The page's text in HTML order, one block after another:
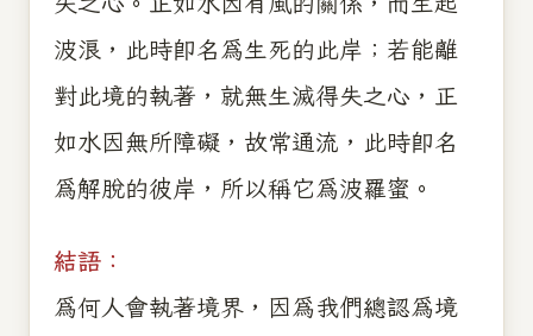
波浪，此時即名為生死的此岸；若能離
對此境的執著，就無生滅得失之心，正
如水因無所障礙，故常通流，此時即名
為解脫的彼岸，所以稱它為波羅蜜。
結語：
為何人會執著境界，因為我們總認為境